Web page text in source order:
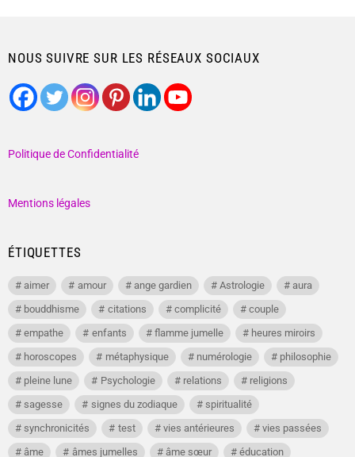
NOUS SUIVRE SUR LES RÉSEAUX SOCIAUX
Politique de Confidentialité
Mentions légales
ÉTIQUETTES
aimer amour ange gardien Astrologie
aura
bouddhisme
citations complicité
couple
empathe
enfants flamme jumelle
heures miroirs
horoscopes
métaphysique numérologie
philosophie
pleine lune
Psychologie relations
religions
sagesse
signes du zodiaque
spiritualité
synchronicités
test vies antérieures
vies passées
âme
âmes jumelles âme sœur éducation